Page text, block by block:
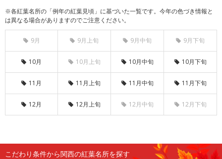
※各紅葉名所の「例年の紅葉見頃」に基づいた一覧です。今年の色づき情報と
は異なる場合がありますのでご注意ください。
9月 9月上旬 9月中旬 9月下旬
10月 10月上旬 10月中旬 10月下旬
11月 11月上旬 11月中旬 11月下旬
12月 12月上旬 12月中旬 12月下旬
こだわり条件から関西の紅葉名所を探す